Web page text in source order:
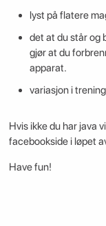
lyst på flatere
det at du står og
gjør at du
apparat.
variasjon i
Hvis ikke du har java
facebookside i løpet
Have fun!